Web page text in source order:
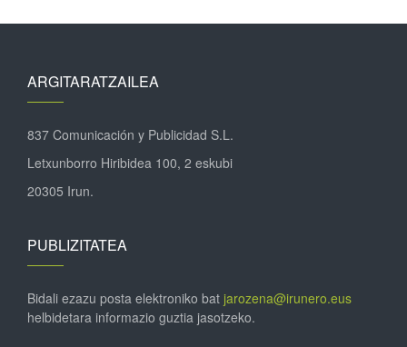
ARGITARATZAILEA
837 Comunicación y Publicidad S.L.
Letxunborro Hiribidea 100, 2 eskubi
20305 Irun.
PUBLIZITATEA
Bidali ezazu posta elektroniko bat jarozena@irunero.eus
helbidetara informazio guztia jasotzeko.